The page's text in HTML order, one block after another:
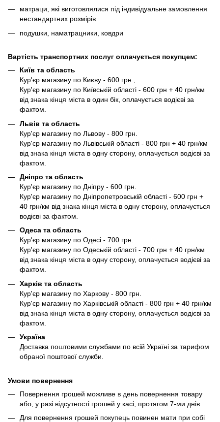
матраци, які виготовлялися під індивідуальне замовлення
нестандартних розмірів
подушки, наматрацники, ковдри
Вартість транспортних послуг оплачується покупцем:
Київ та область
Кур'єр магазину по Києву - 600 грн.,
Кур'єр магазину по Київській області - 600 грн + 40 грн/км
від знака кінця міста в один бік, оплачується водієві за
фактом.
Львів та область
Кур'єр магазину по Львову - 800 грн.
Кур'єр магазину по Львівській області - 800 грн + 40 грн/км
від знака кінця міста в одну сторону, оплачується водієві за
фактом.
Дніпро та область
Кур'єр магазину по Дніпру - 600 грн.
Кур'єр магазину по Дніпропетровській області - 600 грн +
40 грн/км від знака кінця міста в одну сторону, оплачується
водієві за фактом.
Одеса та область
Кур'єр магазину по Одесі - 700 грн.
Кур'єр магазину по Одеській області - 700 грн + 40 грн/км
від знака кінця міста в одну сторону, оплачується водієві за
фактом.
Харків та область
Кур'єр магазину по Харкову - 800 грн.
Кур'єр магазину по Харківській області - 800 грн + 40 грн/км
від знака кінця міста в одну сторону, оплачується водієві за
фактом.
Україна
Доставка поштовими службами по всій Україні за тарифом
обраної поштової служби.
Умови повернення
Повернення грошей можливе в день повернення товару
або, у разі відсутності грошей у касі, протягом 7-ми днів.
Для повернення грошей покупець повинен мати при собі